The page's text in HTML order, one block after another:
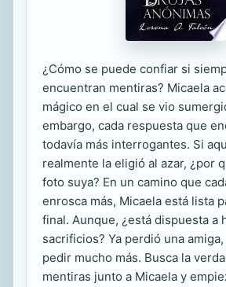
¿Cómo se puede confiar si
encuentran mentiras? Micaela
mágico en el cual se vio
embargo, cada respuesta que
todavía más interrogantes. Si
realmente la eligió al azar, ¿por
foto suya? En un camino que
enrosca más, Micaela está lista
final. Aunque, ¿está dispuesta a
sacrificios? Ya perdió una
pedir mucho más. Busca la
mentiras junto a Micaela y